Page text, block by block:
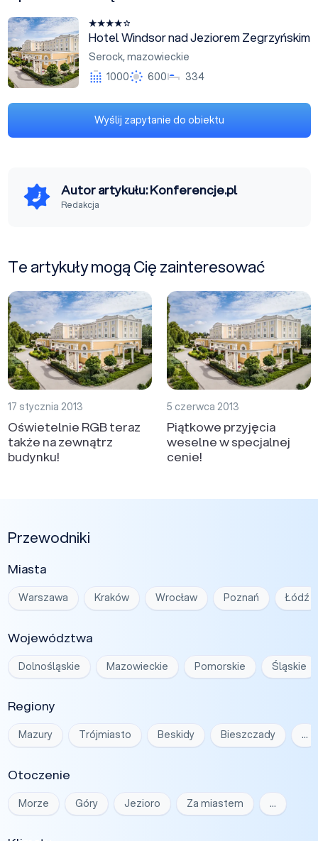
Hotel Windsor nad Jeziorem Zegrzyńskim
Hotel Windsor nad Jeziorem Zegrzyńskim
Serock,mazowieckie
1000
600 334
Wyślij zapytanie do obiektu
Autor artykułu: Konferencje.pl
Redakcja
Te artykuły mogą Cię zainteresować
17 stycznia 2013
Oświetelnie RGB teraz
także na zewnątrz
budynku!
5 czerwca 2013
Piątkowe przyjęcia
weselne w specjalnej
cenie!
Przewodniki
Miasta
Warszawa Kraków Wrocław Poznań Łódź
Województwa
Dolnośląskie Mazowieckie Pomorskie Śląskie
Regiony
Mazury Trójmiasto Beskidy Bieszczady …
Otoczenie
Morze Góry Jezioro Za miastem …